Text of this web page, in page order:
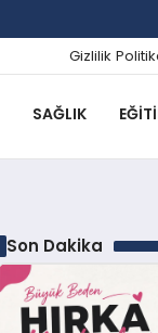
Gizlilik
SAĞLIK
Son Dakika